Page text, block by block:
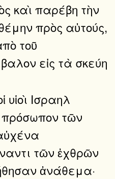
καὶ παρέβη τὴν
πρὸς αὐτούς,
τοῦ
εἰς τὰ σκεύη
υἱοὶ Ισραηλ
τῶν
τῶν ἐχθρῶν
ἀνάθεμα·